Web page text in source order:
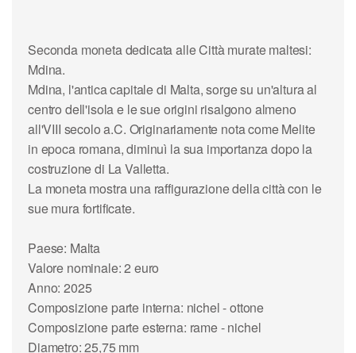
Seconda moneta dedicata alle Città murate maltesi:
Mdina.
Mdina, l'antica capitale di Malta, sorge su un'altura al
centro dell'isola e le sue origini risalgono almeno
all'VIII secolo a.C. Originariamente nota come Melite
in epoca romana, diminuì la sua importanza dopo la
costruzione di La Valletta.
La moneta mostra una raffigurazione della città con le
sue mura fortificate.
Paese: Malta
Valore nominale: 2 euro
Anno: 2025
Composizione parte interna: nichel - ottone
Composizione parte esterna: rame - nichel
Diametro: 25,75 mm